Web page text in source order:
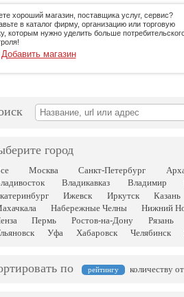
хороший магазин, поставщика услуг, сервис?
в каталог фирму, организацию или торговую
которым нужно уделить больше
Добавить магазин
город
Москва Санкт-Петербург
Владикавказ Владимир
Ижевск Иркутск Казань
Набережные Челны Нижний
Пермь Ростов-на-Дону Рязань
Уфа Хабаровск Челябинск
по рейтингу количеству